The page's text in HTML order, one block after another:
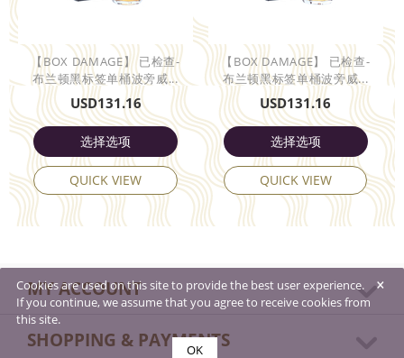
【BOX DAMAGE】 已检查-
布兰顿黑标签单桶波旁威...
USD131.16
选择选项
QUICK VIEW
【BOX DAMAGE】 已检查-
布兰顿黑标签单桶波旁威...
USD131.16
选择选项
QUICK VIEW
MY ACCOUNT
SHOPPING & PAYMENTS
×
Cookies are used on this site to provide the best user experience.
If you continue, we assume that you agree to receive cookies from
this site.
OK